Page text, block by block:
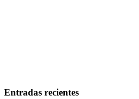
Entradas recientes